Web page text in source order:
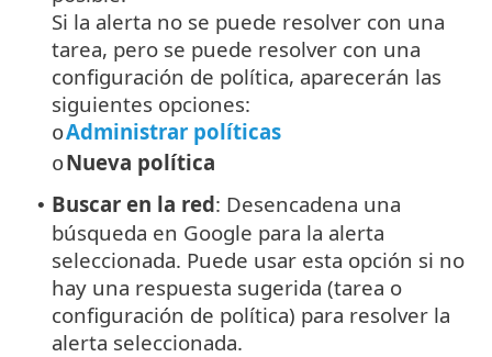
Si la alerta no se puede resolver con una
tarea, pero se puede resolver con una
configuración de política, aparecerán las
siguientes opciones:
oAdministrar políticas
oNueva política
• Buscar en la red: Desencadena una
búsqueda en Google para la alerta
seleccionada. Puede usar esta opción si no
hay una respuesta sugerida (tarea o
configuración de política) para resolver la
alerta seleccionada.